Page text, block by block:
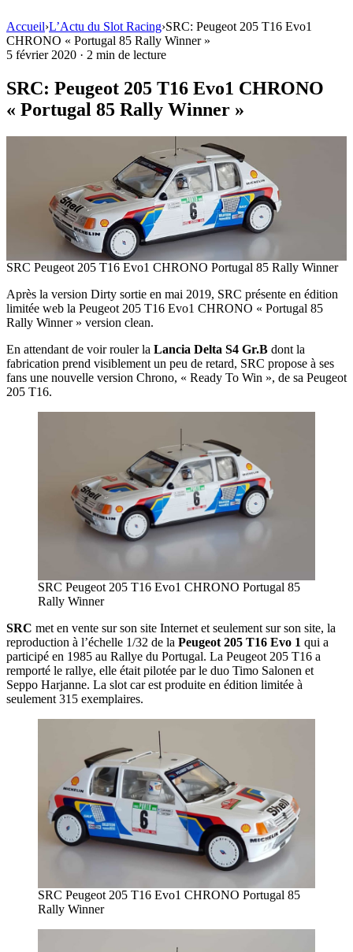
Accueil›L’Actu du Slot Racing›SRC: Peugeot 205 T16 Evo1
CHRONO « Portugal 85 Rally Winner »
5 février 2020 · 2 min de lecture
SRC: Peugeot 205 T16 Evo1 CHRONO
« Portugal 85 Rally Winner »
SRC Peugeot 205 T16 Evo1 CHRONO Portugal 85 Rally Winner
Après la version Dirty sortie en mai 2019, SRC présente en édition
limitée web la Peugeot 205 T16 Evo1 CHRONO « Portugal 85
Rally Winner » version clean.
En attendant de voir rouler la Lancia Delta S4 Gr.B dont la
fabrication prend visiblement un peu de retard, SRC propose à ses
fans une nouvelle version Chrono, « Ready To Win », de sa Peugeot
205 T16.
SRC Peugeot 205 T16 Evo1 CHRONO Portugal 85
Rally Winner
SRC met en vente sur son site Internet et seulement sur son site, la
reproduction à l’échelle 1/32 de la Peugeot 205 T16 Evo 1 qui a
participé en 1985 au Rallye du Portugal. La Peugeot 205 T16 a
remporté le rallye, elle était pilotée par le duo Timo Salonen et
Seppo Harjanne. La slot car est produite en édition limitée à
seulement 315 exemplaires.
SRC Peugeot 205 T16 Evo1 CHRONO Portugal 85
Rally Winner